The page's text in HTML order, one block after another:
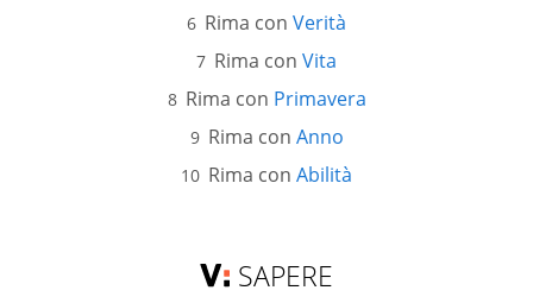
Rima con Verità
Rima con Vita
Rima con Primavera
Rima con Anno
Rima con Abilità
SAPERE